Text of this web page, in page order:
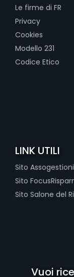
Le firme di FR
Privacy
Cookies
Modello 231
Codice Etico
LINK UTILI
Sito Assogestioni
Sito
Sito Salone del
Vuoi